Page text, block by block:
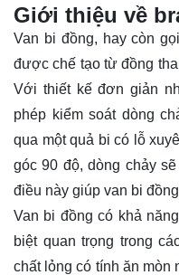
Giới thiệu về
Van bi đồng, hay còn
được chế tạo từ đồng
Với thiết kế đơn giản
phép kiểm soát dòng
qua một quả bi có lỗ
góc 90 độ, dòng chảy
điều này giúp van bi
Van bi đồng có khả
biệt quan trọng trong
chất lỏng có tính ăn mòn